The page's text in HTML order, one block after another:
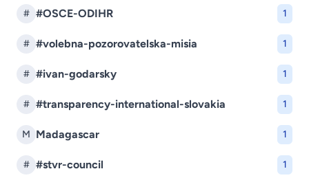
# #OSCE-ODIHR 1
# #volebna-pozorovatelska-misia 1
# #ivan-godarsky 1
# #transparency-international-slovakia 1
M Madagascar 1
# #stvr-council 1